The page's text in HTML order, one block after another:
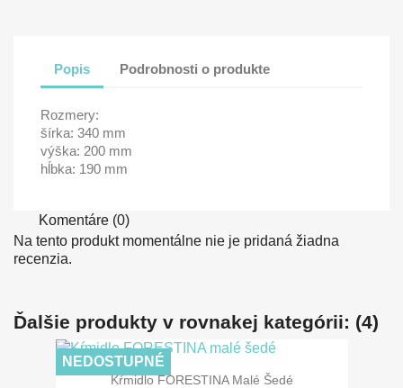
Popis Podrobnosti o produkte
Rozmery:
šírka: 340 mm
výška: 200 mm
hĺbka: 190 mm
Komentáre (0)
Na tento produkt momentálne nie je pridaná žiadna
recenzia.
Ďalšie produkty v rovnakej kategórii: (4)
Kŕmidlo FORESTINA Malé Šedé
NEDOSTUPNÉ